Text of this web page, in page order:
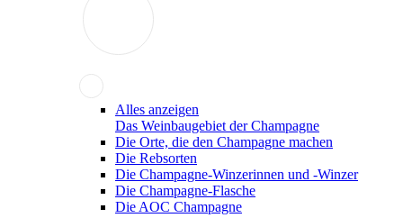
Alles anzeigen
Das Weinbaugebiet der Champagne
Die Orte, die den Champagne machen
Die Rebsorten
Die Champagne-Winzerinnen und -Winzer
Die Champagne-Flasche
Die AOC Champagne